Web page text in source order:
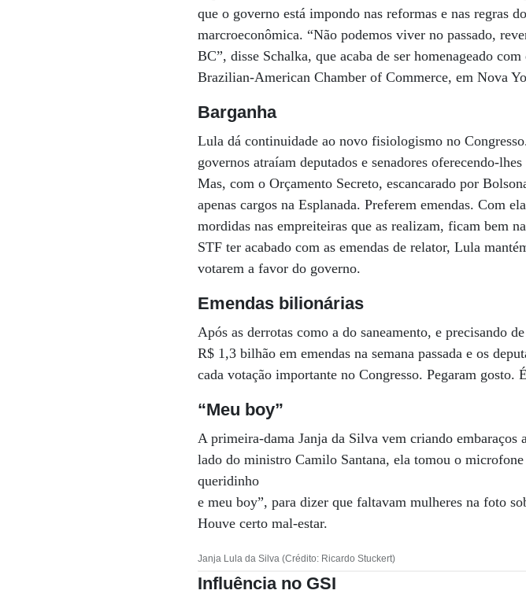
que o governo está impondo nas reformas e nas regras
marcroeconômica. “Não podemos viver no passado,
BC”, disse Schalka, que acaba de ser homenageado
Brazilian-American Chamber of Commerce, em Nova
Barganha
Lula dá continuidade ao novo fisiologismo no
governos atraíam deputados e senadores oferecendo-
Mas, com o Orçamento Secreto, escancarado por
apenas cargos na Esplanada. Preferem emendas. Com
mordidas nas empreiteiras que as realizam, ficam bem
STF ter acabado com as emendas de relator, Lula
votarem a favor do governo.
Emendas bilionárias
Após as derrotas como a do saneamento, e precisando
R$ 1,3 bilhão em emendas na semana passada e os
cada votação importante no Congresso. Pegaram
“Meu boy”
A primeira-dama Janja da Silva vem criando embaraços
lado do ministro Camilo Santana, ela tomou o
queridinho
e meu boy”, para dizer que faltavam mulheres na foto
Houve certo mal-estar.
Janja Lula da Silva (Crédito: Ricardo Stuckert)
Influência no GSI